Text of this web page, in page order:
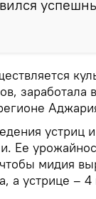
заработала
устриц
Ее
мидия
а устрице – 4